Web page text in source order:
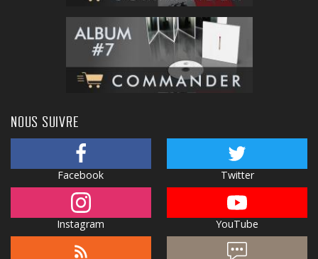
NOUS SUIVRE
Facebook Twitter
Instagram YouTube